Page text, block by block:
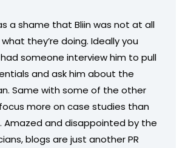
a shame that Bliin was not at all
they’re doing. Ideally you
someone interview him to pull
and ask him about the
Same with some of the other
more on case studies than
Amazed and disappointed by the
blogs are just another PR